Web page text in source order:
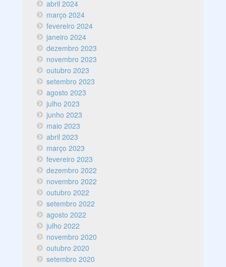
abril 2024
março 2024
fevereiro 2024
janeiro 2024
dezembro 2023
novembro 2023
outubro 2023
setembro 2023
agosto 2023
julho 2023
junho 2023
maio 2023
abril 2023
março 2023
fevereiro 2023
dezembro 2022
novembro 2022
outubro 2022
setembro 2022
agosto 2022
julho 2022
novembro 2020
outubro 2020
setembro 2020